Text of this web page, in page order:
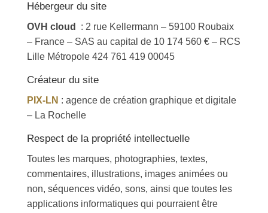
Hébergeur du site
OVH cloud
: 2 rue Kellermann – 59100 Roubaix
– France – SAS au capital de 10 174 560 € – RCS
Lille Métropole 424 761 419 00045
Créateur du site
PIX-LN : agence de création graphique et digitale
– La Rochelle
Respect de la propriété intellectuelle
Toutes les marques, photographies, textes,
commentaires, illustrations, images animées ou
non, séquences vidéo, sons, ainsi que toutes les
applications informatiques qui pourraient être